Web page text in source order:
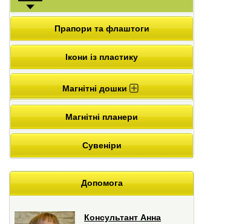
Прапори та флаштоги
Ікони із пластику
Магнітні дошки
Магнітні планери
Сувеніри
Допомога
Консультант Анна